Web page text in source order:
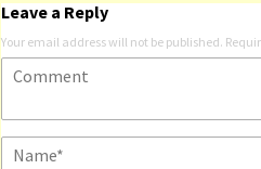
Leave a Reply
Your email address will not be published.